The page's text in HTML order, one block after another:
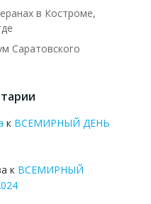
в Костроме,
Саратовского
к ВСЕМИРНЫЙ ДЕНЬ
к ВСЕМИРНЫЙ